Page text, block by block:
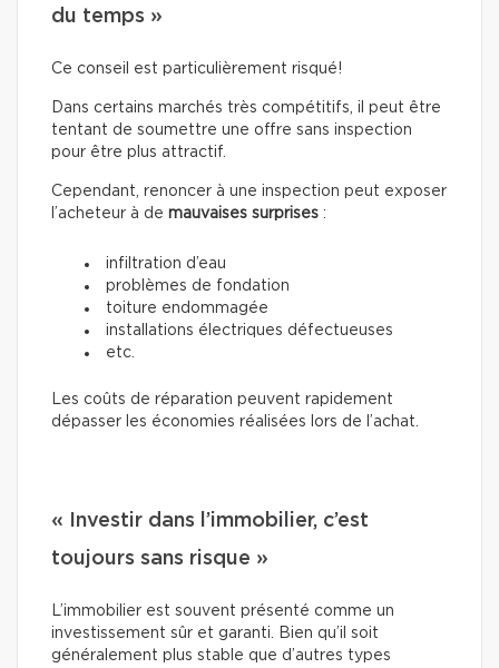
du temps »
Ce conseil est particulièrement risqué!
Dans certains marchés très compétitifs, il peut être
tentant de soumettre une offre sans inspection
pour être plus attractif.
Cependant, renoncer à une inspection peut exposer
l’acheteur à de mauvaises surprises :
infiltration d’eau
problèmes de fondation
toiture endommagée
installations électriques défectueuses
etc.
Les coûts de réparation peuvent rapidement
dépasser les économies réalisées lors de l’achat.
« Investir dans l’immobilier, c’est
toujours sans risque »
L’immobilier est souvent présenté comme un
investissement sûr et garanti. Bien qu’il soit
généralement plus stable que d’autres types